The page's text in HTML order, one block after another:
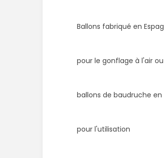
Ballons fabriqué en
pour le gonflage à l'air
​​​​​​​ballons de baudruche
pour l'utilisation